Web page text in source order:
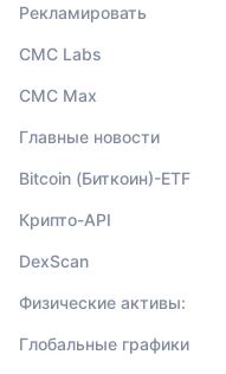
Рекламировать
CMC Labs
CMC Max
Главные новости
Bitcoin (Биткоин)-ETF
Крипто-API
DexScan
Физические активы:
Глобальные графики